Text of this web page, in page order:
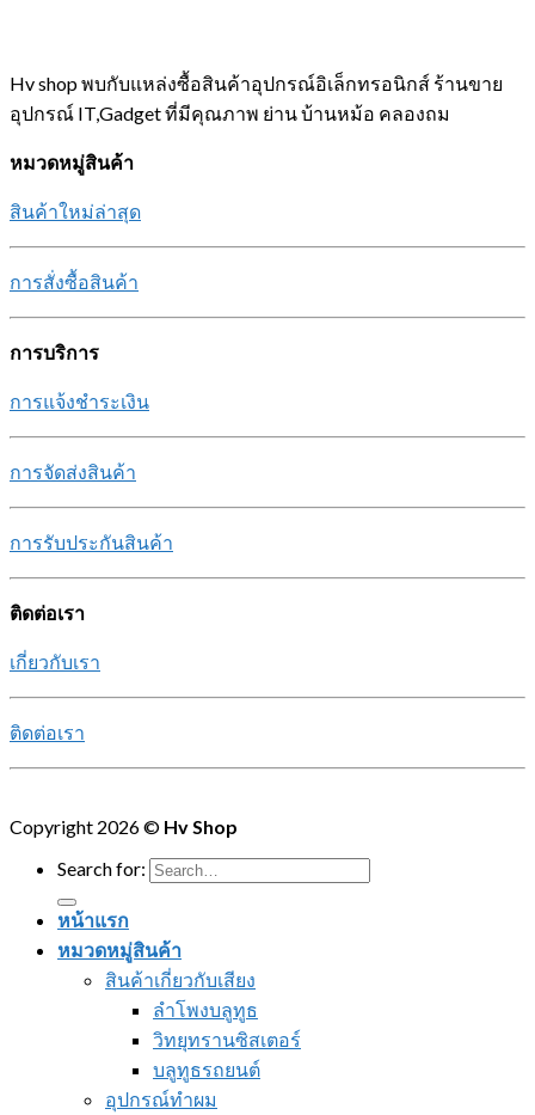
Hv shop พบกับแหล่งซื้อสินค้าอุปกรณ์อิเล็กทรอนิกส์ ร้านขาย
อุปกรณ์ IT,Gadget ที่มีคุณภาพ ย่าน บ้านหม้อ คลองถม
หมวดหมู่สินค้า
สินค้าใหม่ล่าสุด
การสั่งซื้อสินค้า
การบริการ
การแจ้งชำระเงิน
การจัดส่งสินค้า
การรับประกันสินค้า
ติดต่อเรา
เกี่ยวกับเรา
ติดต่อเรา
Copyright 2026 © Hv Shop
Search for:
หน้าแรก
หมวดหมู่สินค้า
สินค้าเกี่ยวกับเสียง
ลำโพงบลูทูธ
วิทยุทรานซิสเตอร์
บลูทูธรถยนต์
อุปกรณ์ทำผม